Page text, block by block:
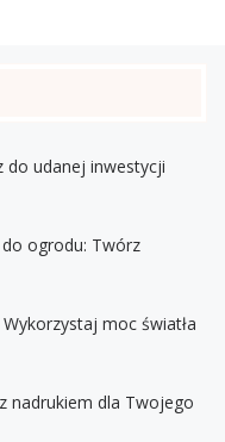
do udanej inwestycji
ogrodu: Twórz
moc światła
nadrukiem dla Twojego